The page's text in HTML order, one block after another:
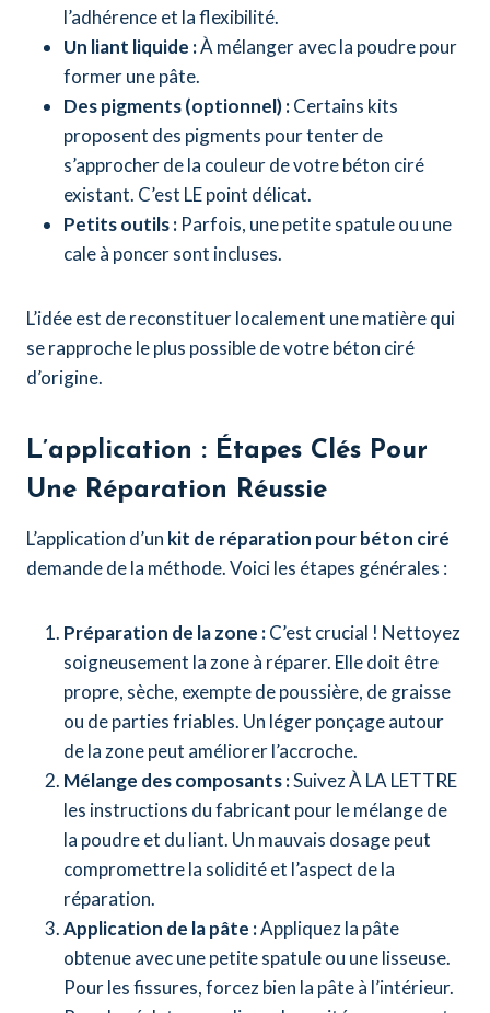
l’adhérence et la flexibilité.
Un liant liquide :À mélanger avec la poudre pour
former une pâte.
Des pigments (optionnel) :Certains kits
proposent des pigments pour tenter de
s’approcher de la couleur de votre béton ciré
existant. C’est LE point délicat.
Petits outils : Parfois, une petite spatule ou une
cale à poncer sont incluses.
L’idée est de reconstituer localement une matière qui
se rapproche le plus possible de votre béton ciré
d’origine.
L’application : Étapes Clés Pour
Une Réparation Réussie
L’application d’un kit de réparation pour béton ciré
demande de la méthode. Voici les étapes générales :
Préparation de la zone :C’est crucial ! Nettoyez
soigneusement la zone à réparer. Elle doit être
propre, sèche, exempte de poussière, de graisse
ou de parties friables. Un léger ponçage autour
de la zone peut améliorer l’accroche.
Mélange des composants :Suivez À LA LETTRE
les instructions du fabricant pour le mélange de
la poudre et du liant. Un mauvais dosage peut
compromettre la solidité et l’aspect de la
réparation.
Application de la pâte :Appliquez la pâte
obtenue avec une petite spatule ou une lisseuse.
Pour les fissures, forcez bien la pâte à l’intérieur.